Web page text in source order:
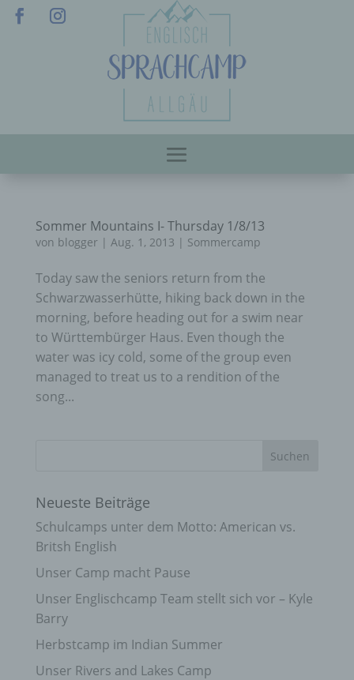
Sommer Mountains I- Thursday 1/8/13
von blogger | Aug. 1, 2013 | Sommercamp
Today saw the seniors return from the
Schwarzwasserhütte, hiking back down in the
morning, before heading out for a swim near
to Württembürger Haus. Even though the
water was icy cold, some of the group even
managed to treat us to a rendition of the
song...
Neueste Beiträge
Schulcamps unter dem Motto: American vs.
Britsh English
Unser Camp macht Pause
Unser Englischcamp Team stellt sich vor – Kyle
Barry
Herbstcamp im Indian Summer
Unser Rivers and Lakes Camp